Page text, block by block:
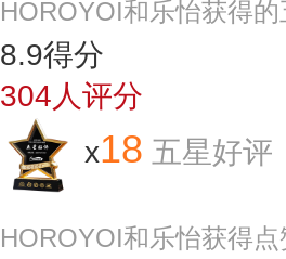
HOROYOI和乐怡获得
8.9得分
304人评分
x18 五星好评
HOROYOI和乐怡获得